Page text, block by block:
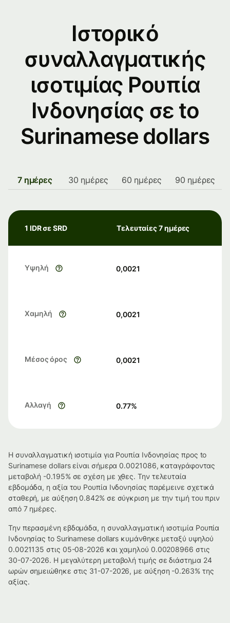
Ιστορικό
συναλλαγματικής
ισοτιμίας Ρουπία
Ινδονησίας σε to
Surinamese dollars
7 ημέρες 30 ημέρες 60 ημέρες 90 ημέρες
1 IDR σε SRD Τελευταίες 7 ημέρες
Υψηλή 0,0021
Χαμηλή 0,0021
Μέσος όρος 0,0021
Αλλαγή 0.77%
Η συναλλαγματική ισοτιμία για Ρουπία Ινδονησίας προς to
Surinamese dollars είναι σήμερα 0.0021086, καταγράφοντας
μεταβολή -0.195% σε σχέση με χθες. Την τελευταία
εβδομάδα, η αξία του Ρουπία Ινδονησίας παρέμεινε σχετικά
σταθερή, με αύξηση 0.842% σε σύγκριση με την τιμή του πριν
από 7 ημέρες.
Την περασμένη εβδομάδα, η συναλλαγματική ισοτιμία Ρουπία
Ινδονησίας to Surinamese dollars κυμάνθηκε μεταξύ υψηλού
0.0021135 στις 05-08-2026 και χαμηλού 0.00208966 στις
30-07-2026. Η μεγαλύτερη μεταβολή τιμής σε διάστημα 24
ωρών σημειώθηκε στις 31-07-2026, με αύξηση -0.263% της
αξίας.